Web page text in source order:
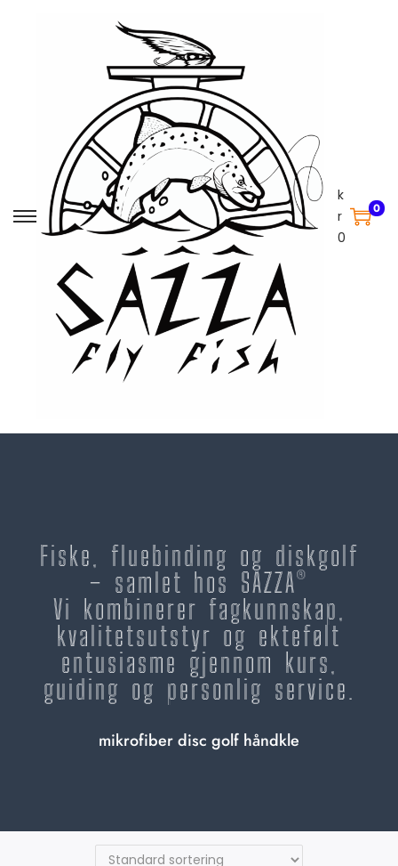
k
r
0
0
Fiske, fluebinding og diskgolf
– samlet hos SAZZA®
Vi kombinerer fagkunnskap,
kvalitetsutstyr og ektefølt
entusiasme gjennom kurs,
guiding og personlig service.
mikrofiber disc golf håndkle